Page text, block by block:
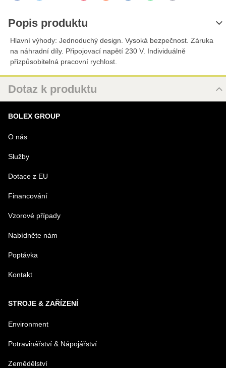
Popis produktu
Hlavní výhody: Jednoduchý design. Vysoká bezpečnost. Záruka
na náhradní díly. Připojovací napětí 230 V. Individuálně
přizpůsobitelná pracovní rychlost.
Dotaz k produktu
URL
PRODUKT
MENO
E-MAIL
TELEFÓN
BOLEX GROUP
O nás
Služby
Dotace z EU
Financování
Vzorové případy
Nabídněte nám
Poptávka
Kontakt
STROJE & ZAŘÍZENÍ
Environment
Potravinářství & Nápojářství
Zemědělství